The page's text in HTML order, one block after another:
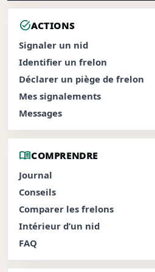
task_altACTIONS
Signaler un nid
Identifier un frelon
Déclarer un piège de frelon
Mes signalements
Messages
menu_bookCOMPRENDRE
Journal
Conseils
Comparer les frelons
Intérieur d’un nid
FAQ